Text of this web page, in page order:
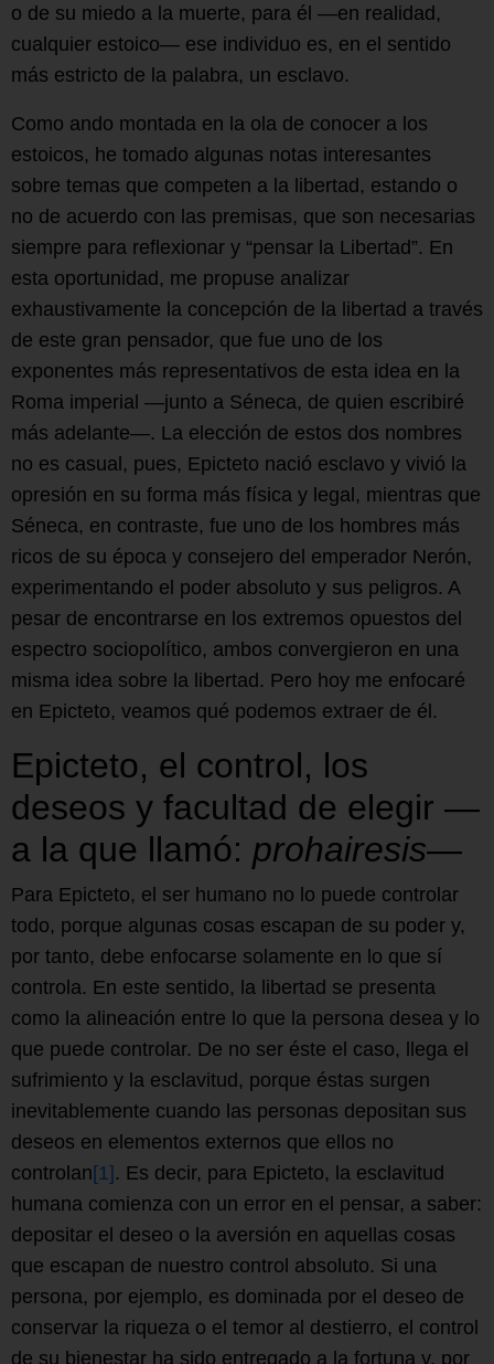
o de su miedo a la muerte, para él —en realidad,
cualquier estoico— ese individuo es, en el sentido
más estricto de la palabra, un esclavo.
Como ando montada en la ola de conocer a los
estoicos, he tomado algunas notas interesantes
sobre temas que competen a la libertad, estando o
no de acuerdo con las premisas, que son necesarias
siempre para reflexionar y “pensar la Libertad”. En
esta oportunidad, me propuse analizar
exhaustivamente la concepción de la libertad a través
de este gran pensador, que fue uno de los
exponentes más representativos de esta idea en la
Roma imperial —junto a Séneca, de quien escribiré
más adelante—. La elección de estos dos nombres
no es casual, pues, Epicteto nació esclavo y vivió la
opresión en su forma más física y legal, mientras que
Séneca, en contraste, fue uno de los hombres más
ricos de su época y consejero del emperador Nerón,
experimentando el poder absoluto y sus peligros. A
pesar de encontrarse en los extremos opuestos del
espectro sociopolítico, ambos convergieron en una
misma idea sobre la libertad. Pero hoy me enfocaré
en Epicteto, veamos qué podemos extraer de él.
Epicteto, el control, los
deseos y facultad de elegir —
a la que llamó: prohairesis—
Para Epicteto, el ser humano no lo puede controlar
todo, porque algunas cosas escapan de su poder y,
por tanto, debe enfocarse solamente en lo que sí
controla. En este sentido, la libertad se presenta
como la alineación entre lo que la persona desea y lo
que puede controlar. De no ser éste el caso, llega el
sufrimiento y la esclavitud, porque éstas surgen
inevitablemente cuando las personas depositan sus
deseos en elementos externos que ellos no
controlan[1]. Es decir, para Epicteto, la esclavitud
humana comienza con un error en el pensar, a saber:
depositar el deseo o la aversión en aquellas cosas
que escapan de nuestro control absoluto. Si una
persona, por ejemplo, es dominada por el deseo de
conservar la riqueza o el temor al destierro, el control
de su bienestar ha sido entregado a la fortuna y, por